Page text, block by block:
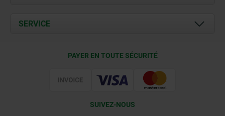
Contact
Documents
SERVICE
PAYER EN TOUTE SÉCURITÉ
SUIVEZ-NOUS